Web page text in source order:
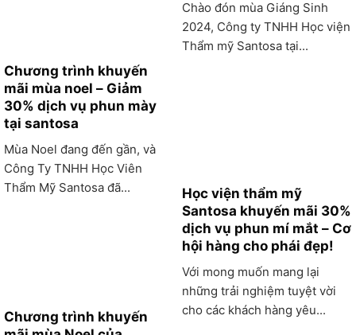
Chào đón mùa Giáng Sinh
2024, Công ty TNHH Học viện
Thẩm mỹ Santosa tại...
Chương trình khuyến
mãi mùa noel – Giảm
30% dịch vụ phun mày
tại santosa
Mùa Noel đang đến gần, và
Công Ty TNHH Học Viên
Thẩm Mỹ Santosa đã...
Học viện thẩm mỹ
Santosa khuyến mãi 30%
dịch vụ phun mí mắt – Cơ
hội hàng cho phái đẹp!
Với mong muốn mang lại
những trải nghiệm tuyệt vời
cho các khách hàng yêu...
Chương trình khuyến